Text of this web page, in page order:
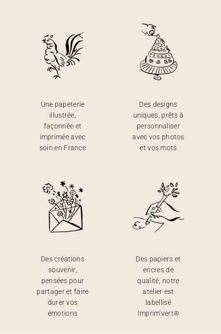
Une papeterie
illustrée,
façonnée et
imprimée avec
soin en France
Des designs
uniques, prêts à
personnaliser
avec vos photos
et vos mots
Des créations
souvenir,
pensées pour
partager et faire
durer vos
émotions
Des papiers et
encres de
qualité, notre
atelier est
labellisé
Imprim’vert®